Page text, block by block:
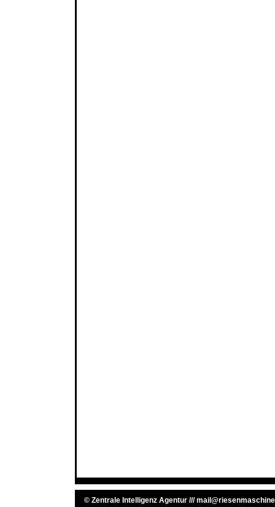
© Zentrale Intelligenz Agentur ///